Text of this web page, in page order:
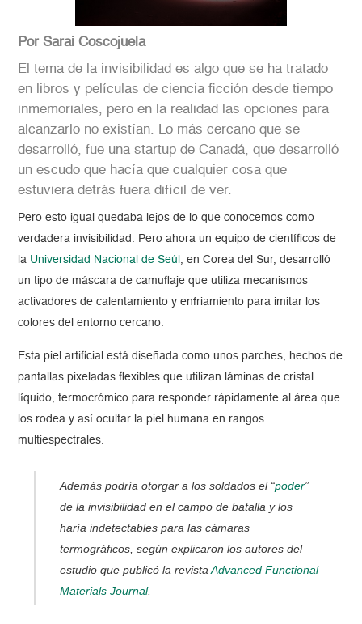
Por Sarai Coscojuela
El tema de la invisibilidad es algo que se ha tratado
en libros y películas de ciencia ficción desde tiempo
inmemoriales, pero en la realidad las opciones para
alcanzarlo no existían. Lo más cercano que se
desarrolló, fue una startup de Canadá, que desarrolló
un escudo que hacía que cualquier cosa que
estuviera detrás fuera difícil de ver.
Pero esto igual quedaba lejos de lo que conocemos como
verdadera invisibilidad. Pero ahora un equipo de científicos de
la Universidad Nacional de Seúl , en Corea del Sur, desarrolló
un tipo de máscara de camuflaje que utiliza mecanismos
activadores de calentamiento y enfriamiento para imitar los
colores del entorno cercano.
Esta piel artificial está diseñada como unos parches, hechos de
pantallas pixeladas flexibles que utilizan láminas de cristal
líquido, termocrómico para responder rápidamente al área que
los rodea y así ocultar la piel humana en rangos
multiespectrales.
Además podría otorgar a los soldados el “poder”
de la invisibilidad en el campo de batalla y los
haría indetectables para las cámaras
termográficos, según explicaron los autores del
estudio que publicó la revistaAdvanced Functional
Materials Journal.